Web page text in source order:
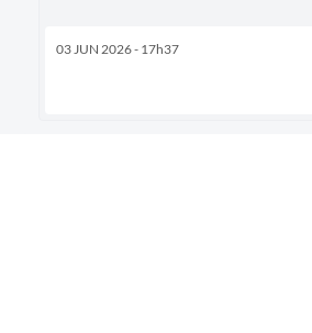
03 JUN 2026 - 17h37